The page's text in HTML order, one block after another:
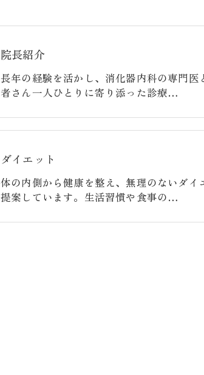
院長紹介
長年の経験を活かし、消化器内科の専門医
者さん一人ひとりに寄り添った診療…
ダイエット
体の内側から健康を整え、無理のないダイ
提案しています。生活習慣や食事の…